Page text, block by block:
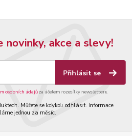
novinky, akce a slevy!
Přihlásit se
osobních údajůza účelem rozesílky newsletteru.
Můžete se kdykoli odhlásit. Informace
jednou za měsíc.